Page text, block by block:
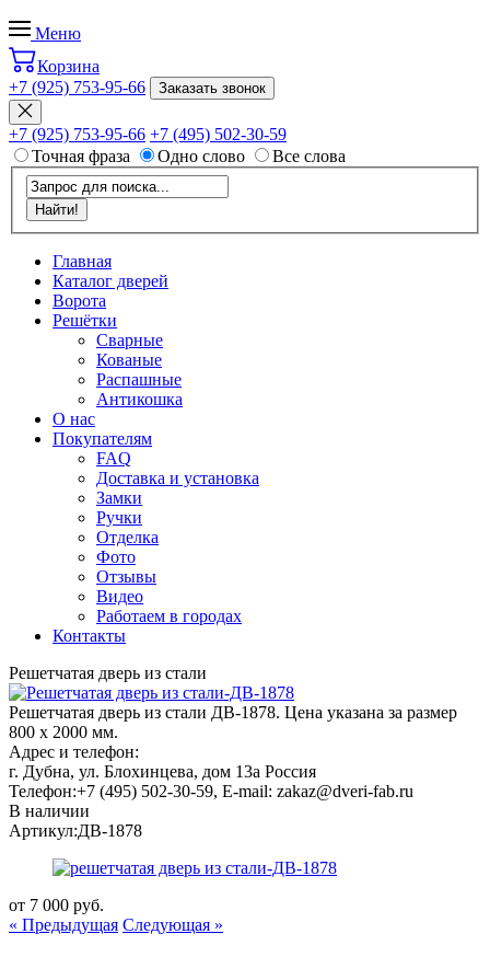
Меню
Корзина
+7 (925) 753-95-66
Заказать звонок
+7 (925) 753-95-66 +7 (495) 502-30-59
Точная фраза
Одно слово Все слова
Главная
Каталог дверей
Ворота
Решётки
Сварные
Кованые
Распашные
Антикошка
О нас
Покупателям
FAQ
Доставка и установка
Замки
Ручки
Отделка
Фото
Отзывы
Видео
Работаем в городах
Контакты
Решетчатая дверь из стали
Решетчатая дверь из стали ДВ-1878. Цена указана за размер
800 х 2000 мм.
Адрес и телефон:
г. Дубна, ул. Блохинцева, дом 13а Россия
Телефон:+7 (495) 502-30-59, E-mail: zakaz@dveri-fab.ru
В наличии
Артикул:ДВ-1878
от 7 000 руб.
« Предыдущая Следующая »